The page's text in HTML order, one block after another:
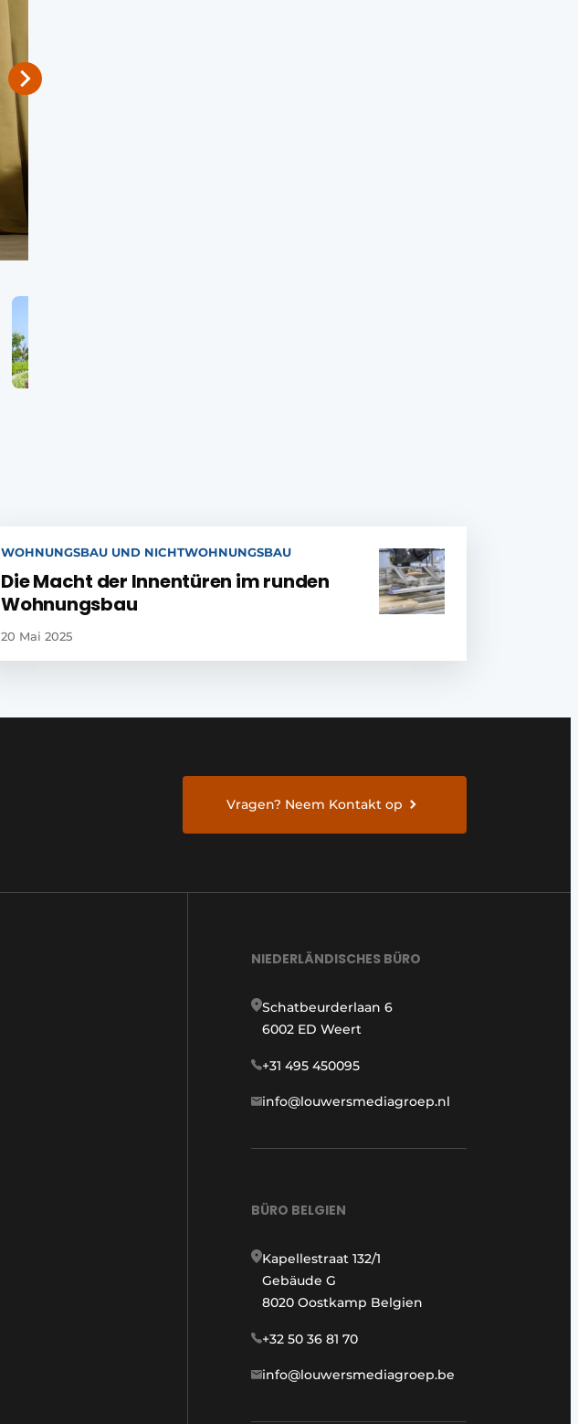
WOHNUNGSBAU UND NICHTWOHNUNGSBAU
Die Macht der Innentüren im runden
Wohnungsbau
20 Mai 2025
Vragen? Neem Kontakt op
NIEDERLÄNDISCHES BÜRO
Schatbeurderlaan 6
6002 ED Weert
+31 495 450095
info@louwersmediagroep.nl
BÜRO BELGIEN
Kapellestraat 132/1
Gebäude G
8020 Oostkamp Belgien
+32 50 36 81 70
info@louwersmediagroep.be